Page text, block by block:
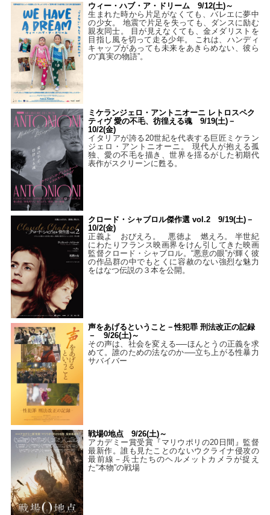
ウィー・ハブ・ア・ドリーム 9/12(土)～
生まれた時から片足がなくても、バレエに夢中
の少女。 地震で片足を失っても、ダンスに励む
親友同士。 目が見えなくても、金メダリストを
目指し風を切って走る少年。 これは、ハンディ
キャップがあっても未来をあきらめない、彼ら
の“真実の物語”。
ミケランジェロ・アントニオーニ レトロスペク
ティヴ 愛の不毛、彷徨える魂 9/19(土)－
10/2(金)
イタリアが誇る20世紀を代表する巨匠ミケラン
ジェロ・アントニオーニ。 現代人が抱える孤
独、愛の不毛を描き、世界を揺るがした初期代
表作がスクリーンに甦る。
クロード・シャブロル傑作選 vol.2 9/19(土)－
10/2(金)
正義よ おびえろ。 悪徳よ 燃えろ。 半世紀
にわたりフランス映画界をけん引してきた映画
監督クロード・シャブロル。“悪意の眼”が輝く彼
の作品群の中でもとくに容赦のない強烈な魅力
をはなつ伝説の３本を公開。
声をあげるということ－性犯罪 刑法改正の記録
－ 9/26(土)～
その声は、社会を変える──ほんとうの正義を求
めて。誰のための法なのか──立ち上がる性暴力
サバイバー
戦場0地点 9/26(土)～
アカデミー賞受賞『マリウポリの20日間』監督
最新作。誰も見たことのないウクライナ侵攻の
最前線－兵士たちのヘルメットカメラが捉え
た“本物”の戦場